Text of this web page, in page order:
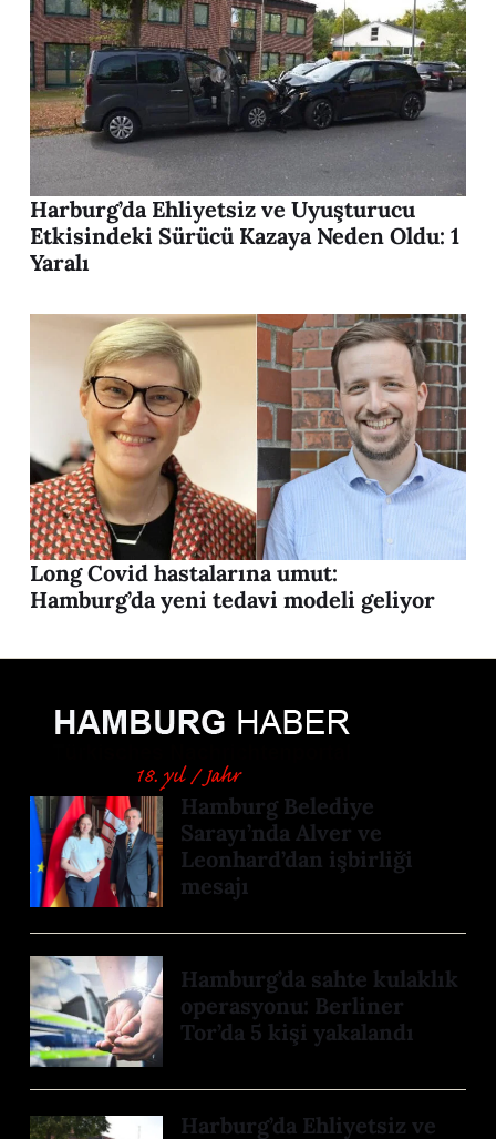
Harburg’da Ehliyetsiz ve Uyuşturucu
Etkisindeki Sürücü Kazaya Neden Oldu: 1
Yaralı
Long Covid hastalarına umut:
Hamburg’da yeni tedavi modeli geliyor
Hamburg Belediye
Sarayı’nda Alver ve
Leonhard’dan işbirliği
mesajı
Hamburg’da sahte kulaklık
operasyonu: Berliner
Tor’da 5 kişi yakalandı
Harburg’da Ehliyetsiz ve